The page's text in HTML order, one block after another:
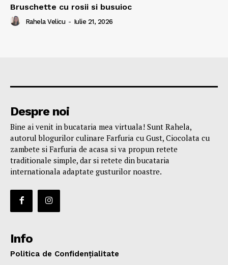
Bruschette cu rosii si busuioc
Rahela Velicu - Iulie 21, 2026
Despre noi
Bine ai venit in bucataria mea virtuala! Sunt Rahela,
autorul blogurilor culinare Farfuria cu Gust, Ciocolata cu
zambete si Farfuria de acasa si va propun retete
traditionale simple, dar si retete din bucataria
internationala adaptate gusturilor noastre.
Info
Politica de Confidențialitate